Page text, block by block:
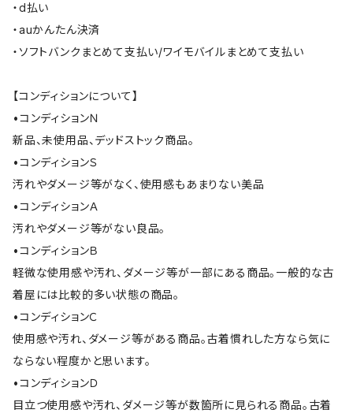
・d払い
・auかんたん決済
・ソフトバンクまとめて支払い/ワイモバイルまとめて支払い
【コンディションについて】
•コンディションＮ
新品、未使用品、デッドストック商品。
•コンディションＳ
汚れやダメージ等がなく、使用感もあまりない美品
•コンディションＡ
汚れやダメージ等がない良品。
•コンディションＢ
軽微な使用感や汚れ、ダメージ等が一部にある商品。一般的な古
着屋には比較的多い状態の商品。
•コンディションＣ
使用感や汚れ、ダメージ等がある商品。古着慣れした方なら気に
ならない程度かと思います。
•コンディションＤ
目立つ使用感や汚れ、ダメージ等が数箇所に見られる商品。古着